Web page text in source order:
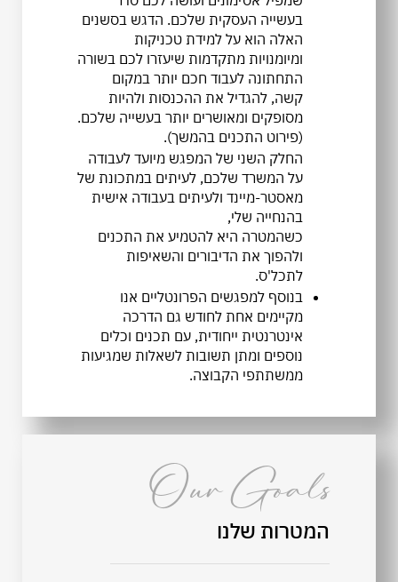
בעשייה העסקית שלכם. הדגש בסשנים
האלה הוא על למידת טכניקות
ומיומנויות מתקדמות שיעזרו לכם בשורה
התחתונה לעבוד חכם יותר במקום
קשה, להגדיל את ההכנסות ולהיות
מסופקים ומאושרים יותר בעשייה שלכם.
(פירוט התכנים בהמשך).
החלק השני של המפגש מיועד לעבודה
על המשרד שלכם, לעיתים במתכונת של
מאסטר-מיינד ולעיתים בעבודה אישית
בהנחייה שלי,
כשהמטרה היא להטמיע את התכנים
ולהפוך את הדיבורים והשאיפות
לתכל'ס.
בנוסף למפגשים הפרונטליים אנו
מקיימים אחת לחודש גם הדרכה
אינטרנטית ייחודית, עם תכנים וכלים
נוספים ומתן תשובות לשאלות שמגיעות
ממשתתפי הקבוצה.
Our Goals
המטרות שלנו